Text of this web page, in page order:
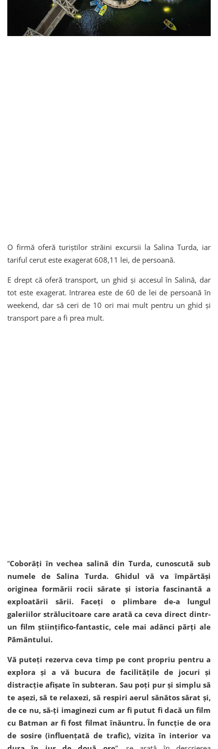
O firmă oferă turiștilor străini excursii la Salina Turda, iar
tariful cerut este exagerat 608,11 lei, de persoană.
E drept că oferă transport, un ghid și accesul în Salină, dar
tot este exagerat. Intrarea este de 60 de lei de persoană în
weekend, dar să ceri de 10 ori mai mult pentru un ghid și
transport pare a fi prea mult.
”Coborâți în vechea salină din Turda, cunoscută sub
numele de Salina Turda. Ghidul vă va împărtăși
originea formării rocii sărate și istoria fascinantă a
exploatării sării. Faceți o plimbare de-a lungul
galeriilor strălucitoare care arată ca ceva direct dintr-
un film științifico-fantastic, cele mai adânci părți ale
Pământului.
Vă puteți rezerva ceva timp pe cont propriu pentru a
explora și a vă bucura de facilitățile de jocuri și
distracție afișate în subteran. Sau poți pur și simplu să
te așezi, să te relaxezi, să respiri aerul sănătos sărat și,
de ce nu, să-ți imaginezi cum ar fi putut fi dacă un film
cu Batman ar fi fost filmat înăuntru. În funcție de ora
de sosire (influențată de trafic), vizita în interior va